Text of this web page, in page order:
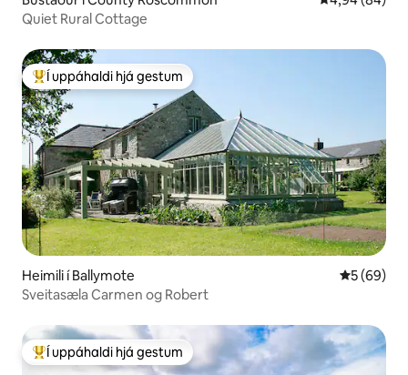
Quiet Rural Cottage
Í mestu uppáhaldi hjá gestum
Í uppáhaldi hjá gestum
Heimili í Ballymote 5 af 5 í
5 (69)
Sveitasæla Carmen og Robert
Í mestu uppáhaldi hjá gestum
Í uppáhaldi hjá gestum